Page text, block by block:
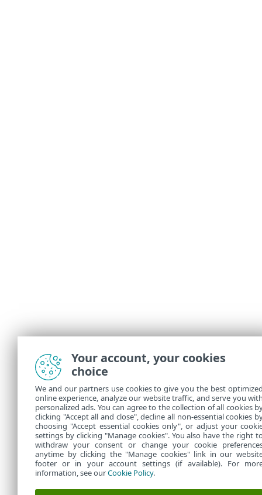
Your account, your cookies
choice
We and our partners use cookies to give you the best
online experience, analyze our website traffic, and serve you
personalized ads. You can agree to the collection of all cookies
clicking "Accept all and close", decline all non-essential cookies
choosing "Accept essential cookies only", or adjust your
settings by clicking "Manage cookies". You also have the right
withdraw your consent or change your cookie
anytime by clicking the "Manage cookies" link in our
footer or in your account settings (if available). For
information, see ourCookie Policy.